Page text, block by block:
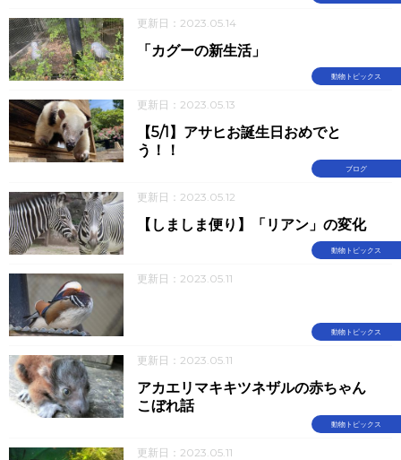
更新日：2023.05.14
動物トピックス
「カグーの新生活」
更新日：2023.05.13
ブログ
【5/1】アサヒお誕生日おめでと
う！！
更新日：2023.05.12
動物トピックス
【しましま便り】「リアン」の変化
更新日：2023.05.11
動物トピックス
更新日：2023.05.11
動物トピックス
アカエリマキキツネザルの赤ちゃん
こぼれ話
更新日：2023.05.11